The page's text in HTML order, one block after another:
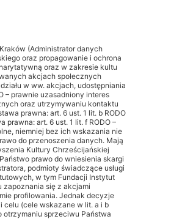
(Administrator danych
oraz propagowanie i ochrona
oraz w zakresie kultu
akcjach społecznych
w ww. akcjach, udostępniania
– prawnie uzasadniony interes
oraz utrzymywaniu kontaktu
prawna: art. 6 ust. 1 lit. b RODO
art. 6 ust. 1 lit. f RODO –
niemniej bez ich wskazania nie
do przenoszenia danych. Mają
Kultury Chrześcijańskiej
prawo do wniesienia skargi
podmioty świadczące usługi
w tym Fundacji Instytut
się z akcjami
profilowania. Jednak decyzje
(cele wskazane w lit. a i b
otrzymaniu sprzeciwu Państwa